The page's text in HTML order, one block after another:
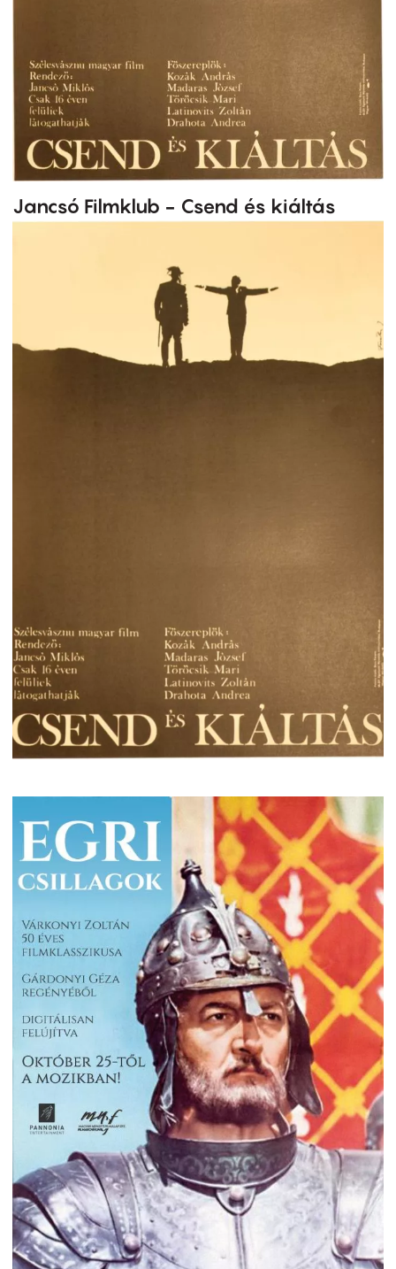
Jancsó Filmklub - Csend és kiáltás